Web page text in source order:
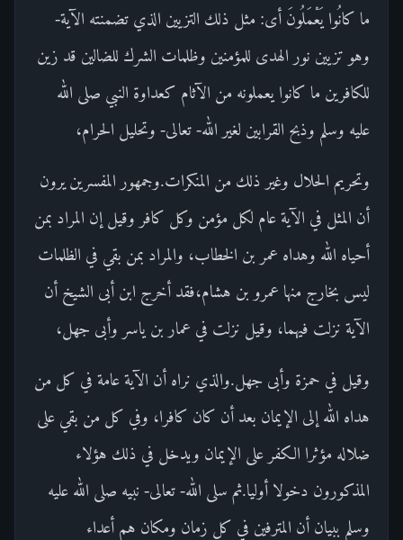
ما كانُوا يَعْمَلُونَ أى: مثل ذلك التزيين الذي تضمنته الآية-
وهو تزيين نور الهدى للمؤمنين وظلمات الشرك للضالين قد زين
للكافرين ما كانوا يعملونه من الآثام كعداوة النبي صلى الله
عليه وسلم وذبح القرابين لغير الله- تعالى- وتحليل الحرام،
وتحريم الحلال وغير ذلك من المنكرات.وجمهور المفسرين يرون
أن المثل في الآية عام لكل مؤمن وكل كافر وقيل إن المراد بمن
أحياه الله وهداه عمر بن الخطاب، والمراد بمن بقي في الظلمات
ليس بخارج منها عمرو بن هشام،فقد أخرج ابن أبى الشيخ أن
الآية نزلت فيهما، وقيل نزلت في عمار بن ياسر وأبى جهل،
وقيل في حمزة وأبى جهل.والذي نراه أن الآية عامة في كل من
هداه الله إلى الإيمان بعد أن كان كافرا، وفي كل من بقي على
ضلاله مؤثرا الكفر على الإيمان ويدخل في ذلك هؤلاء
المذكورون دخولا أوليا.ثم سلى الله- تعالى- نبيه صلى الله عليه
وسلم ببيان أن المترفين في كل زمان ومكان هم أعداء